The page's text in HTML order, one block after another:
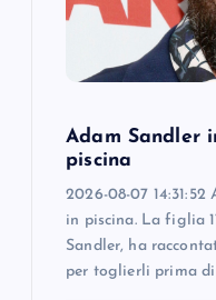
Adam Sandler
piscina
2026-08-07
in piscina. La figlia
Sandler, ha
per toglierli prima